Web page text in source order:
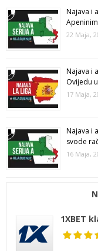
Najava i
22 Maja,
Najava i
Ovijedu
17 Maja,
Najava i
svode
16 Maja,
1XBET